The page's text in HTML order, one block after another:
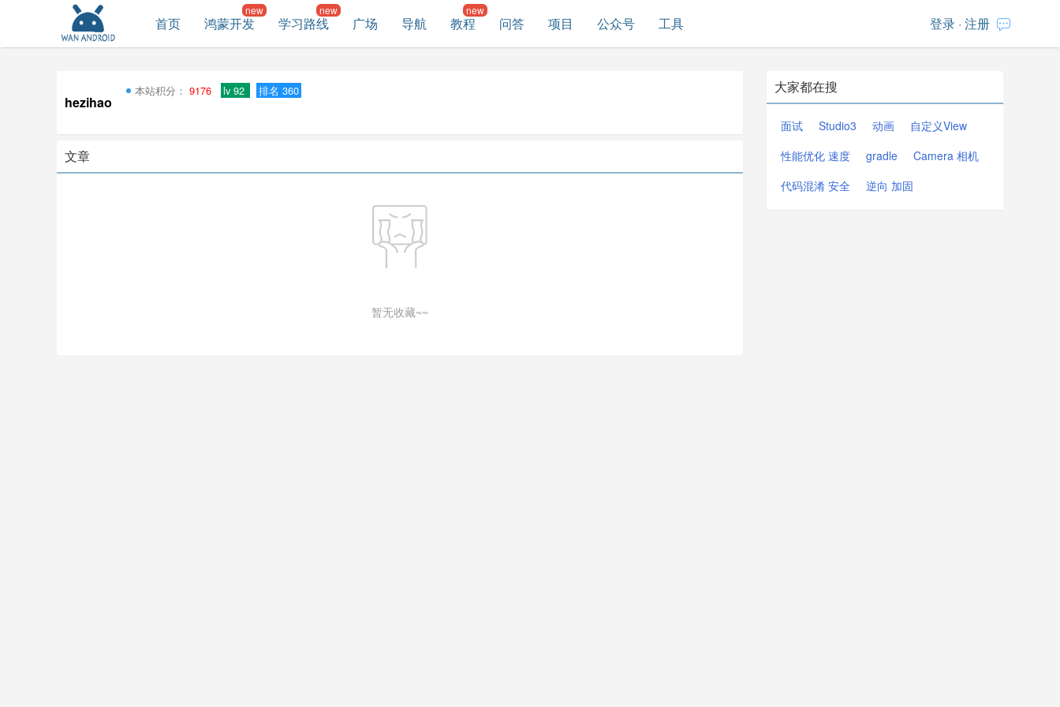
首页 鸿蒙开发 学习路线 广场 导航 教程 问答 项目 公众号 工具 登录 · 注册
hezihao
本站积分： 9176 lv 92 排名 360
文章
暂无收藏~~
大家都在搜
面试 Studio3 动画
自定义View
性能优化 速度
gradle
Camera 相机
代码混淆 安全
逆向 加固